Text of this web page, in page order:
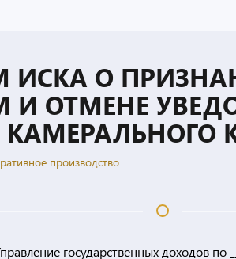
ИСКА О
И ОТМЕНЕ
КАМЕРАЛЬНОГО
производство
государственных доходов по